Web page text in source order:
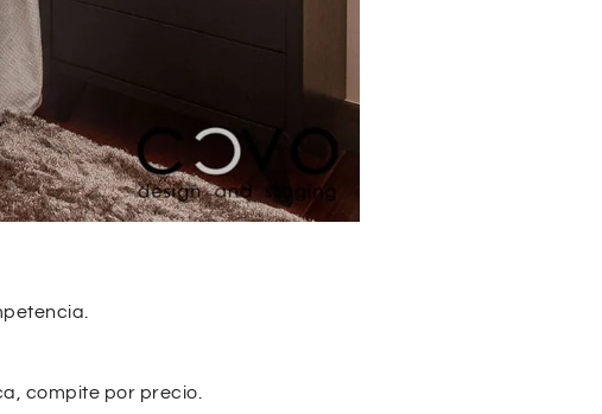
compite por precio.